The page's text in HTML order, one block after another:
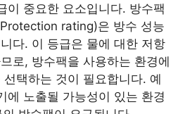
이 중요한 요소입니다. 방수팩
rating)은 방수 성능
다. 이 등급은 물에 대한 저항
로, 방수팩을 사용하는 환경에
택하는 것이 필요합니다. 예
에 노출될 가능성이 있는 환경